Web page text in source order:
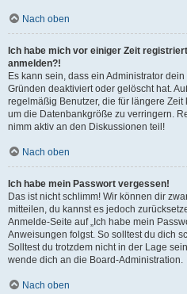
Nach oben
Ich habe mich vor einiger Zeit
anmelden?!
Es kann sein, dass ein Administrator
Gründen deaktiviert oder gelöscht hat.
regelmäßig Benutzer, die für längere
um die Datenbankgröße zu verringern.
nimm aktiv an den Diskussionen teil!
Nach oben
Ich habe mein Passwort vergessen!
Das ist nicht schlimm! Wir können dir
mitteilen, du kannst es jedoch
Anmelde-Seite auf „Ich habe mein
Anweisungen folgst. So solltest du dich
Solltest du trotzdem nicht in der Lage
wende dich an die Board-Administration.
Nach oben